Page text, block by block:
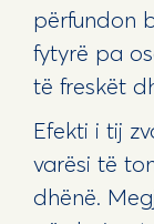
përfundon
fytyrë pa
të freskët
Efekti i tij
varësi të
dhënë.